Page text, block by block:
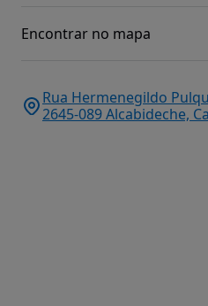
Encontrar no mapa
Rua Hermenegildo
2645-089 Alcabideche,